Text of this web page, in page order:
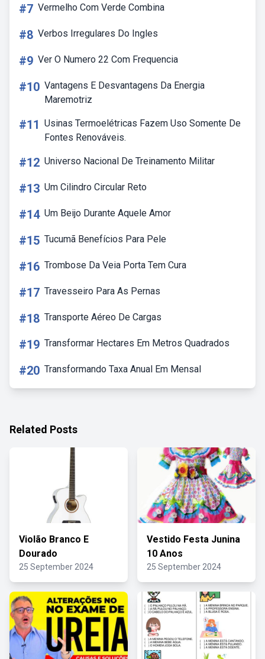
#7 Vermelho Com Verde Combina
#8 Verbos Irregulares Do Ingles
#9 Ver O Numero 22 Com Frequencia
#10 Vantagens E Desvantagens Da Energia
Maremotriz
#11 Usinas Termoelétricas Fazem Uso Somente De
Fontes Renováveis.
#12 Universo Nacional De Treinamento Militar
#13 Um Cilindro Circular Reto
#14 Um Beijo Durante Aquele Amor
#15 Tucumã Benefícios Para Pele
#16 Trombose Da Veia Porta Tem Cura
#17 Travesseiro Para As Pernas
#18 Transporte Aéreo De Cargas
#19 Transformar Hectares Em Metros Quadrados
#20 Transformando Taxa Anual Em Mensal
Related Posts
Violão Branco E
Dourado
25 September 2024
Vestido Festa Junina
10 Anos
25 September 2024